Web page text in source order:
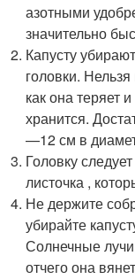
азотными
значительно
Капусту
головки. Нельзя
как она теряет
хранится.
—12 см в
Головку
листочка ,
Не держите
убирайте
Солнечные
отчего она